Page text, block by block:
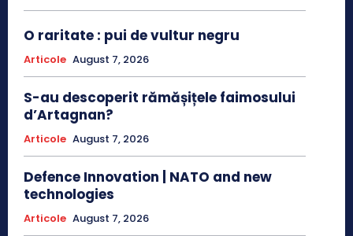
O raritate : pui de vultur negru
Articole August 7, 2026
S-au descoperit rămășițele faimosului
d’Artagnan?
Articole August 7, 2026
Defence Innovation | NATO and new
technologies
Articole August 7, 2026